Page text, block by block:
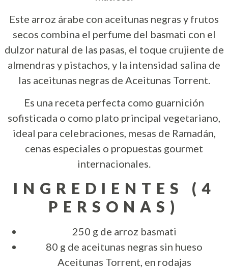
Este arroz árabe con aceitunas negras y frutos
secos combina el perfume del basmati con el
dulzor natural de las pasas, el toque crujiente de
almendras y pistachos, y la intensidad salina de
las aceitunas negras de Aceitunas Torrent.
Es una receta perfecta como guarnición
sofisticada o como plato principal vegetariano,
ideal para celebraciones, mesas de Ramadán,
cenas especiales o propuestas gourmet
internacionales.
INGREDIENTES (4
PERSONAS)
250 g de arroz basmati
80 g de aceitunas negras sin hueso
Aceitunas Torrent, en rodajas